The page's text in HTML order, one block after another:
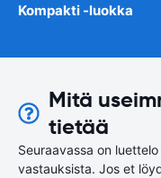
Kompakti -luokka
Mitä
tietää
Seuraavassa on
vastauksista. Jos et